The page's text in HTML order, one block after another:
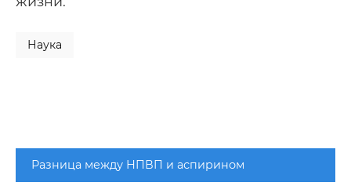
Наука
Разница между НПВП и аспирином